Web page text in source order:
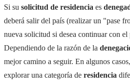
Si su solicitud de residencia es
deberá salir del país (realizar un "pase
nueva solicitud si desea continuar con el
Dependiendo de la razón de la
mejor camino a seguir. En algunos
explorar una categoría de residencia